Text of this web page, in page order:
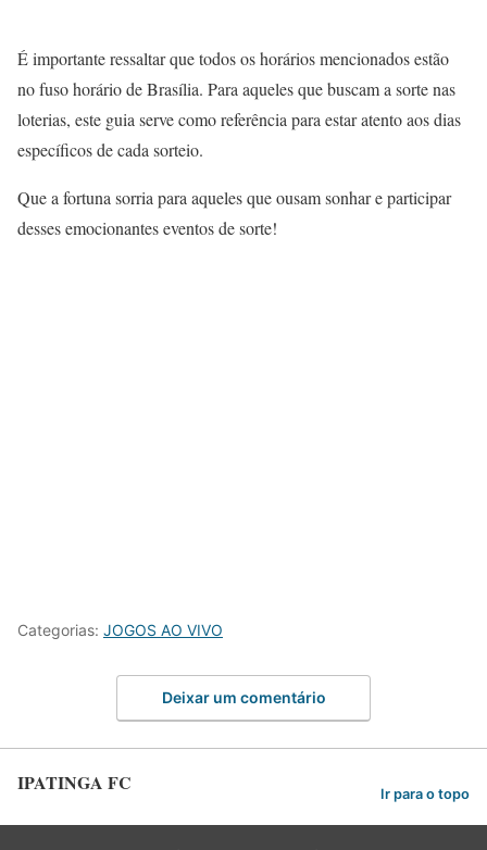
É importante ressaltar que todos os horários mencionados estão
no fuso horário de Brasília. Para aqueles que buscam a sorte nas
loterias, este guia serve como referência para estar atento aos dias
específicos de cada sorteio.
Que a fortuna sorria para aqueles que ousam sonhar e participar
desses emocionantes eventos de sorte!
Categorias: JOGOS AO VIVO
Deixar um comentário
IPATINGA FC Ir para o topo